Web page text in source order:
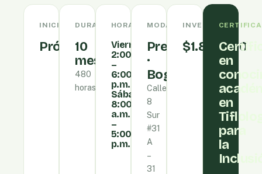
INICIO
Próximamente
DURACIÓN
10
meses
480
horas
HORARIO
Viernes
2:00
–
6:00
p.m.
Sábado
8:00
a.m.
–
5:00
p.m.
MODALIDAD
Presencial
·
Bogotá
Calle
8
Sur
#31
A
–
31
INVERSIÓN
$1.860.270
en
en
para
la